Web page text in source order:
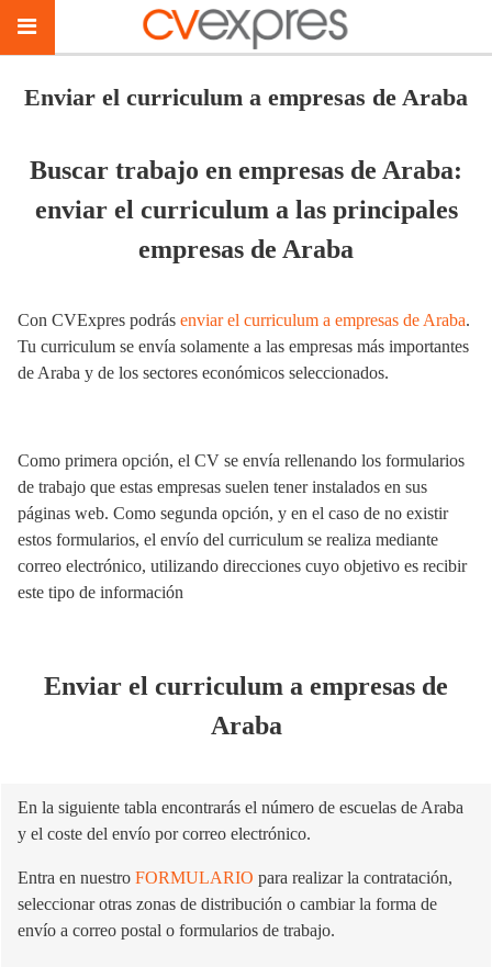
Enviar el curriculum a empresas de Araba
Buscar trabajo en empresas de Araba:
enviar el curriculum a las principales
empresas de Araba
Con CVExpres podrás enviar el curriculum a empresas de Araba.
Tu curriculum se envía solamente a las empresas más importantes
de Araba y de los sectores económicos seleccionados.
Como primera opción, el CV se envía rellenando los formularios
de trabajo que estas empresas suelen tener instalados en sus
páginas web. Como segunda opción, y en el caso de no existir
estos formularios, el envío del curriculum se realiza mediante
correo electrónico, utilizando direcciones cuyo objetivo es recibir
este tipo de información
Enviar el curriculum a empresas de
Araba
En la siguiente tabla encontrarás el número de escuelas de Araba
y el coste del envío por correo electrónico.
Entra en nuestro FORMULARIO para realizar la contratación,
seleccionar otras zonas de distribución o cambiar la forma de
envío a correo postal o formularios de trabajo.